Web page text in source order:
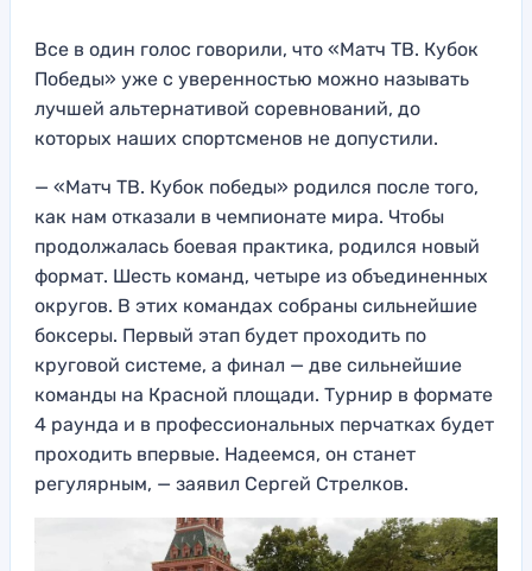
Все в один голос говорили, что «Матч ТВ. Кубок
Победы» уже с уверенностью можно называть
лучшей альтернативой соревнований, до
которых наших спортсменов не допустили.
— «Матч ТВ. Кубок победы» родился после того,
как нам отказали в чемпионате мира. Чтобы
продолжалась боевая практика, родился новый
формат. Шесть команд, четыре из объединенных
округов. В этих командах собраны сильнейшие
боксеры. Первый этап будет проходить по
круговой системе, а финал — две сильнейшие
команды на Красной площади. Турнир в формате
4 раунда и в профессиональных перчатках будет
проходить впервые. Надеемся, он станет
регулярным, — заявил Сергей Стрелков.